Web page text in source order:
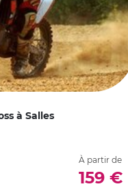
à Salles
À partir de
159 €